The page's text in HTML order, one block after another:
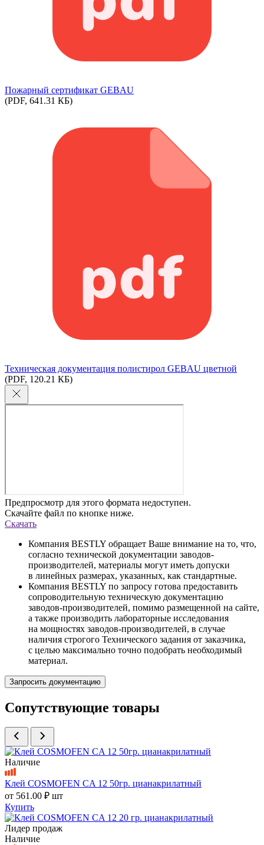
Пожарный сертификат GEBAU
(PDF, 641.31 КБ)
Техническая документация полистирол GEBAU цветной
(PDF, 120.21 КБ)
Предпросмотр для этого формата недоступен.
Скачайте файл по кнопке ниже.
Скачать
Компания BESTLY обращает Ваше внимание на то, что,
согласно технической документации заводов-
производителей, материалы могут иметь допуски
в линейных размерах, указанных, как стандартные.
Компания BESTLY по запросу готова предоставить
сопроводительную техническую документацию
заводов-производителей, помимо размещенной на сайте,
а также производить лабораторные исследования
на мощностях заводов-производителей, в случае
наличия строгого Технического задания от заказчика,
с целью максимально точно подобрать необходимый
материал.
Запросить документацию
Сопутствующие товары
Наличие
Клей COSMOFEN CA 12 50гр. цианакрилатный
от 561.00 ₽ шт
Купить
Лидер продаж
Наличие